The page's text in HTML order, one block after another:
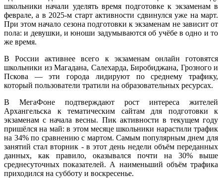
школьники начали уделять время подготовке к экзаменам в
феврале, а в 2025-м старт активности сдвинулся уже на март.
При этом начало сезона подготовки к экзаменам не зависит от
пола: и девушки, и юноши задумываются об учёбе в одно и то
же время.
В России активнее всего к экзаменам онлайн готовятся
школьники из Магадана, Салехарда, Биробиджана, Грозного и
Пскова — эти города лидируют по среднему трафику,
который пользователи тратили на образовательных ресурсах.
В МегаФоне подтверждают рост интереса жителей
Архангельска к тематическим сайтам для подготовки к
экзаменам с начала весны. Пик активности в текущем году
пришёлся на май: в этом месяце школьники нарастили трафик
на 34% по сравнению с мартом. Самым популярным днем для
занятий стал вторник - в этот день недели объём переданных
данных, как правило, оказывался почти на 30% выше
среднесуточных показателей. А наименьший объём трафика
приходился на субботу и воскресенье.